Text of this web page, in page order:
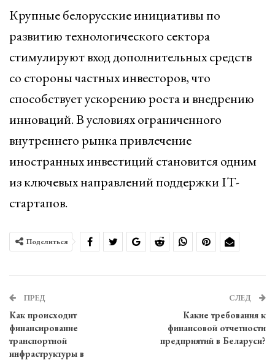
Крупные белорусские инициативы по
развитию технологического сектора
стимулируют вход дополнительных средств
со стороны частных инвесторов, что
способствует ускорению роста и внедрению
инноваций. В условиях ограниченного
внутреннего рынка привлечение
иностранных инвестиций становится одним
из ключевых направлений поддержки IT-
стартапов.
Поделиться
ПРЕД
Как происходит
финансирование
транспортной
инфраструктуры в
СЛЕД
Какие требования к
финансовой отчетности
предприятий в Беларуси?